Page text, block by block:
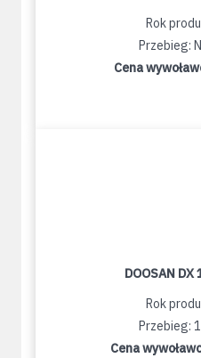
Rok
Przebieg:
Cena
DOOSAN DX
Rok
Przebieg:
Cena